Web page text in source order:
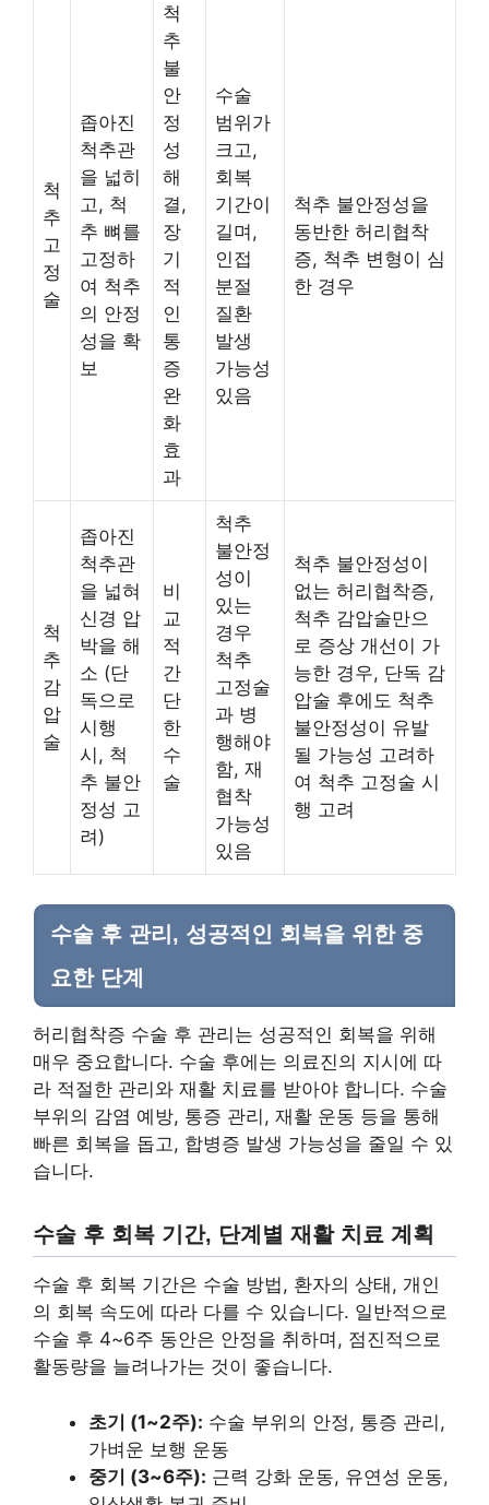
척
추
고
정
술
좁아진
척추관
을 넓히
고, 척
추 뼈를
고정하
여 척추
의 안정
성을 확
보
척
추
불
안
정
성
해
결,
장
기
적
인
통
증
완
화
효
과
수술
범위가
크고,
회복
기간이
길며,
인접
분절
질환
발생
가능성
있음
척추 불안정성을
동반한 허리협착
증, 척추 변형이 심
한 경우
척
추
감
압
술
좁아진
척추관
을 넓혀
신경 압
박을 해
소 (단
독으로
시행
시, 척
추 불안
정성 고
려)
비
교
적
간
단
한
수
술
척추
불안정
성이
있는
경우
척추
고정술
과 병
행해야
함, 재
협착
가능성
있음
척추 불안정성이
없는 허리협착증,
척추 감압술만으
로 증상 개선이 가
능한 경우, 단독 감
압술 후에도 척추
불안정성이 유발
될 가능성 고려하
여 척추 고정술 시
행 고려
수술 후 관리, 성공적인 회복을 위한 중
요한 단계
허리협착증 수술 후 관리는 성공적인 회복을 위해
매우 중요합니다. 수술 후에는 의료진의 지시에 따
라 적절한 관리와 재활 치료를 받아야 합니다. 수술
부위의 감염 예방, 통증 관리, 재활 운동 등을 통해
빠른 회복을 돕고, 합병증 발생 가능성을 줄일 수 있
습니다.
수술 후 회복 기간, 단계별 재활 치료 계획
수술 후 회복 기간은 수술 방법, 환자의 상태, 개인
의 회복 속도에 따라 다를 수 있습니다. 일반적으로
수술 후 4~6주 동안은 안정을 취하며, 점진적으로
활동량을 늘려나가는 것이 좋습니다.
초기 (1~2주): 수술 부위의 안정, 통증 관리,
가벼운 보행 운동
중기 (3~6주): 근력 강화 운동, 유연성 운동,